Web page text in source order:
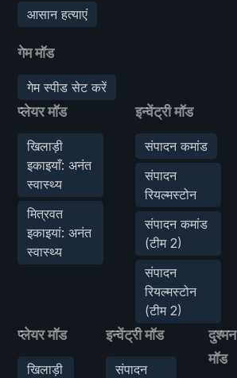
आसान हत्याएं
गेम मॉड
गेम स्पीड सेट करें
प्लेयर मॉड
खिलाड़ी
इकाइयाँ: अनंत
स्वास्थ्य
मित्रवत
इकाइयां: अनंत
स्वास्थ्य
इन्वेंट्री मॉड
संपादन कमांड
संपादन
रियल्मस्टोन
संपादन कमांड
(टीम 2)
संपादन
रियल्मस्टोन
(टीम 2)
प्लेयर मॉड
खिलाड़ी
इन्वेंट्री मॉड
संपादन
दुश्मन
मॉड